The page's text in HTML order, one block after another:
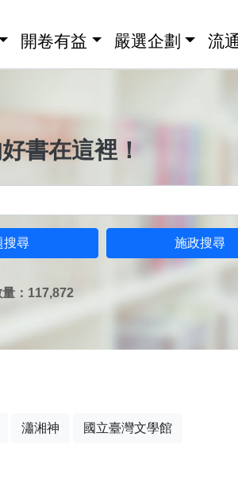
開卷有益 嚴選企劃 流
書在這裡！
搜尋 施政搜尋
：117,872
瀟湘神 國立臺灣文學館